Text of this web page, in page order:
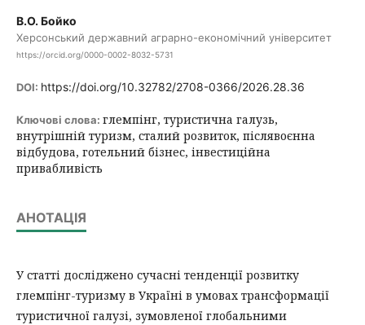
В.О. Бойко
Херсонський державний аграрно-економічний університет
https://orcid.org/0000-0002-8032-5731
DOI: https://doi.org/10.32782/2708-0366/2026.28.36
Ключові слова: глемпінг, туристична галузь,
внутрішній туризм, сталий розвиток, післявоєнна
відбудова, готельний бізнес, інвестиційна
привабливість
АНОТАЦІЯ
У статті досліджено сучасні тенденції розвитку
глемпінг-туризму в Україні в умовах трансформації
туристичної галузі, зумовленої глобальними